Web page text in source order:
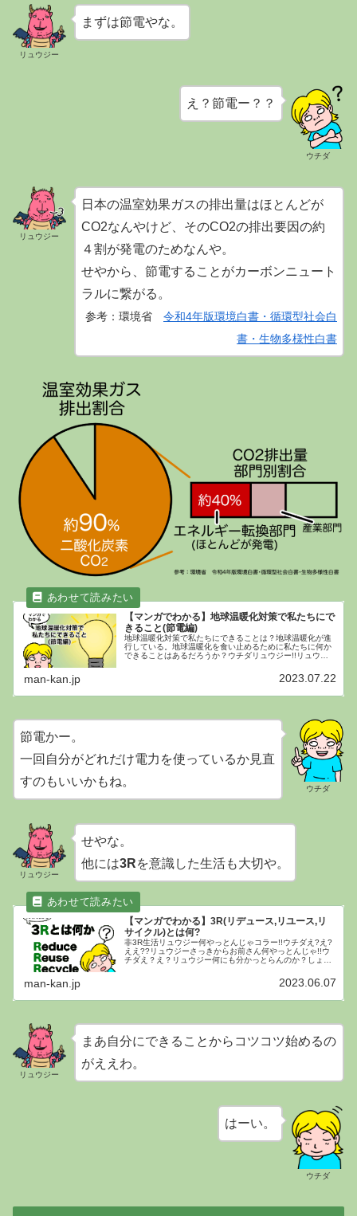
リュウジー
まずは節電やな。
ウチダ
え？節電ー？？
リュウジー
日本の温室効果ガスの排出量はほとんどが
CO2なんやけど、そのCO2の排出要因の約
４割が発電のためなんや。
せやから、節電することがカーボンニュート
ラルに繋がる。
参考：環境省 令和4年版環境白書・循環型社会白
書・生物多様性白書
【マンガでわかる】地球温暖化対策で私たちにで
きること(節電編)
地球温暖化対策で私たちにできることは？地球温暖化が進
行している。地球温暖化を食い止めるために私たちに何か
できることはあるだろうか？ウチダリュウジー!!リュウジ
man-kan.jp 2023.07.22
ウチダ
節電かー。
一回自分がどれだけ電力を使っているか見直
すのもいいかもね。
リュウジー
せやな。
他には3Rを意識した生活も大切や。
【マンガでわかる】3R(リデュース,リユース,リ
サイクル)とは何?
非3R生活リュウジー何やっとんじゃコラー!!ウチダえ?え?
ええ??リュウジーさっきからお前さん何やっとんじゃ!!ウ
チダえ？え？リュウジー何にも分かっとらんのか？しょう
man-kan.jp 2023.06.07
リュウジー
まあ自分にできることからコツコツ始めるの
がええわ。
ウチダ
はーい。